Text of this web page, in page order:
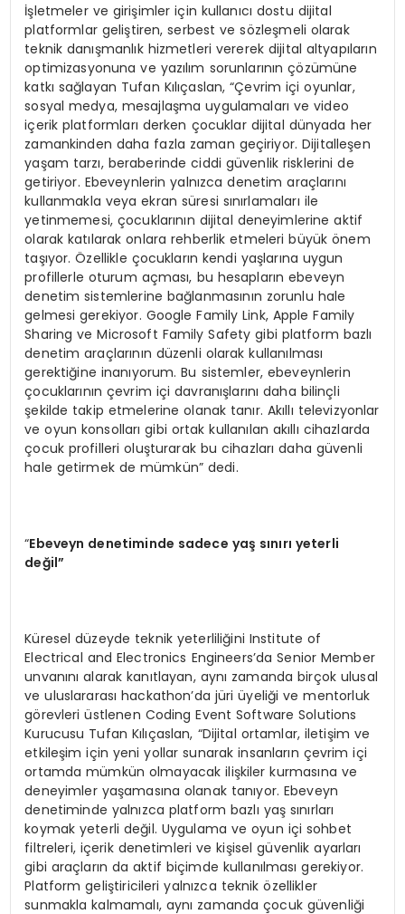
İşletmeler ve girişimler için kullanıcı dostu dijital
platformlar geliştiren, serbest ve sözleşmeli olarak
teknik danışmanlık hizmetleri vererek dijital altyapıların
optimizasyonuna ve yazılım sorunlarının çözümüne
katkı sağlayan Tufan Kılıçaslan, “Çevrim içi oyunlar,
sosyal medya, mesajlaşma uygulamaları ve video
içerik platformları derken çocuklar dijital dünyada her
zamankinden daha fazla zaman geçiriyor. Dijitalleşen
yaşam tarzı, beraberinde ciddi güvenlik risklerini de
getiriyor. Ebeveynlerin yalnızca denetim araçlarını
kullanmakla veya ekran süresi sınırlamaları ile
yetinmemesi, çocuklarının dijital deneyimlerine aktif
olarak katılarak onlara rehberlik etmeleri büyük önem
taşıyor. Özellikle çocukların kendi yaşlarına uygun
profillerle oturum açması, bu hesapların ebeveyn
denetim sistemlerine bağlanmasının zorunlu hale
gelmesi gerekiyor. Google Family Link, Apple Family
Sharing ve Microsoft Family Safety gibi platform bazlı
denetim araçlarının düzenli olarak kullanılması
gerektiğine inanıyorum. Bu sistemler, ebeveynlerin
çocuklarının çevrim içi davranışlarını daha bilinçli
şekilde takip etmelerine olanak tanır. Akıllı televizyonlar
ve oyun konsolları gibi ortak kullanılan akıllı cihazlarda
çocuk profilleri oluşturarak bu cihazları daha güvenli
hale getirmek de mümkün” dedi.
“Ebeveyn denetiminde sadece yaş sınırı yeterli
değil”
Küresel düzeyde teknik yeterliliğini Institute of
Electrical and Electronics Engineers’da Senior Member
unvanını alarak kanıtlayan, aynı zamanda birçok ulusal
ve uluslararası hackathon’da jüri üyeliği ve mentorluk
görevleri üstlenen Coding Event Software Solutions
Kurucusu Tufan Kılıçaslan, “Dijital ortamlar, iletişim ve
etkileşim için yeni yollar sunarak insanların çevrim içi
ortamda mümkün olmayacak ilişkiler kurmasına ve
deneyimler yaşamasına olanak tanıyor. Ebeveyn
denetiminde yalnızca platform bazlı yaş sınırları
koymak yeterli değil. Uygulama ve oyun içi sohbet
filtreleri, içerik denetimleri ve kişisel güvenlik ayarları
gibi araçların da aktif biçimde kullanılması gerekiyor.
Platform geliştiricileri yalnızca teknik özellikler
sunmakla kalmamalı, aynı zamanda çocuk güvenliği